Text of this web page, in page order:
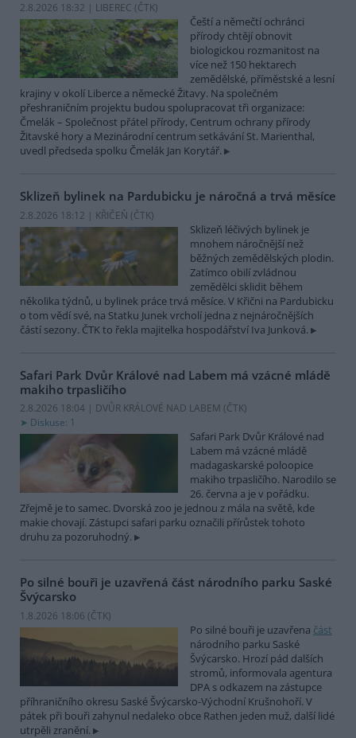
2.8.2026 18:32 | LIBEREC (ČTK)
Čeští a němečtí ochránci
přírody chtějí obnovit
biologickou rozmanitost na
více než 150 hektarech
zemědělské, příměstské a lesní
krajiny v okolí Liberce a německé Žitavy. Na společném
přeshraničním projektu budou spolupracovat tři organizace:
Čmelák – Společnost přátel přírody, Centrum ochrany přírody
Žitavské hory a Mezinárodní centrum setkávání St. Marienthal,
uvedl předseda spolku Čmelák Jan Korytář.
Sklizeň bylinek na Pardubicku je náročná a trvá měsíce
2.8.2026 18:12 | KŘIČEŇ (ČTK)
Sklizeň léčivých bylinek je
mnohem náročnější než
běžných zemědělských plodin.
Zatímco obilí zvládnou
zemědělci sklidit během
několika týdnů, u bylinek práce trvá měsíce. V Křični na Pardubicku
o tom vědí své, na Statku Junek vrcholí jedna z nejnáročnějších
částí sezony. ČTK to řekla majitelka hospodářství Iva Junková.
Safari Park Dvůr Králové nad Labem má vzácné mládě
makiho trpasličího
2.8.2026 18:04 | DVŮR KRÁLOVÉ NAD LABEM (ČTK)
Diskuse: 1
Safari Park Dvůr Králové nad
Labem má vzácné mládě
madagaskarské poloopice
makiho trpasličího. Narodilo se
26. června a je v pořádku.
Zřejmě je to samec. Dvorská zoo je jednou z mála na světě, kde
makie chovají. Zástupci safari parku označili přírůstek tohoto
druhu za pozoruhodný.
Po silné bouři je uzavřená část národního parku Saské
Švýcarsko
1.8.2026 18:06 (ČTK)
Po silné bouři je uzavřena část
národního parku Saské
Švýcarsko. Hrozí pád dalších
stromů, informovala agentura
DPA s odkazem na zástupce
příhraničního okresu Saské Švýcarsko-Východní Krušnohoří. V
pátek při bouři zahynul nedaleko obce Rathen jeden muž, další lidé
utrpěli zranění.